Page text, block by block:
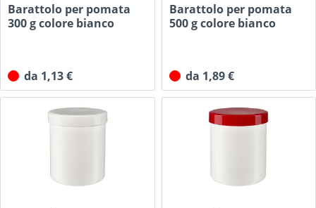
Barattolo per pomata
300 g colore bianco
da 1,13 €
Barattolo per pomata
500 g colore bianco
da 1,89 €